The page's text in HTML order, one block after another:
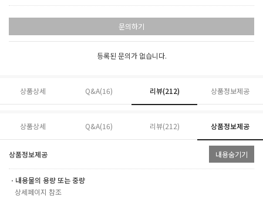
문의하기
등록된 문의가 없습니다.
상품상세 Q&A(16) 리뷰(212) 상품정보제공
상품상세 Q&A(16) 리뷰(212) 상품정보제공
상품정보제공 내용숨기기
ㆍ내용물의 용량 또는 중량
상세페이지 참조